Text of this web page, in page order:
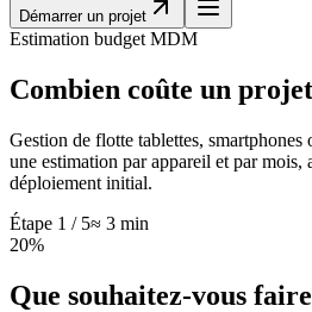
Démarrer un projet
Estimation budget MDM
Combien coûte un projet
Gestion de flotte tablettes, smartphones
une estimation par appareil et par mois,
déploiement initial.
Étape 1 / 5≈ 3 min
20%
Que souhaitez-vous